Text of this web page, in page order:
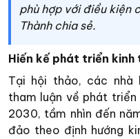
phù hợp với điều kiện
Thành chia sẻ.
Hiến kế phát triển kinh
Tại hội thảo, các nhà
tham luận về phát
2030, tầm nhìn đến
đảo theo định hướng